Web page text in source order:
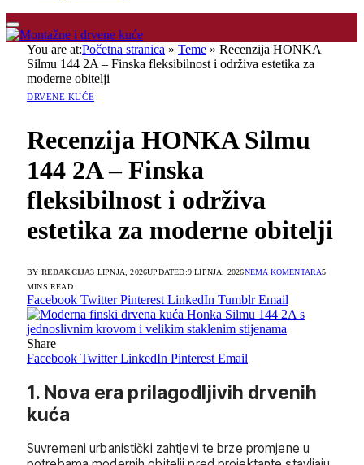
You are at:Početna stranica » Teme » Recenzija HONKA
Silmu 144 2A – Finska fleksibilnost i održiva estetika za
moderne obitelji
DRVENE KUĆE
Recenzija HONKA Silmu
144 2A – Finska
fleksibilnost i održiva
estetika za moderne obitelji
BY REDAKCIJA3 LIPNJA, 2026UPDATED:9 LIPNJA, 2026NEMA KOMENTARA5
MINS READ
Facebook Twitter Pinterest LinkedIn Tumblr Email
Share
Facebook Twitter LinkedIn Pinterest Email
1. Nova era prilagodljivih drvenih
kuća
Suvremeni urbanistički zahtjevi te brze promjene u